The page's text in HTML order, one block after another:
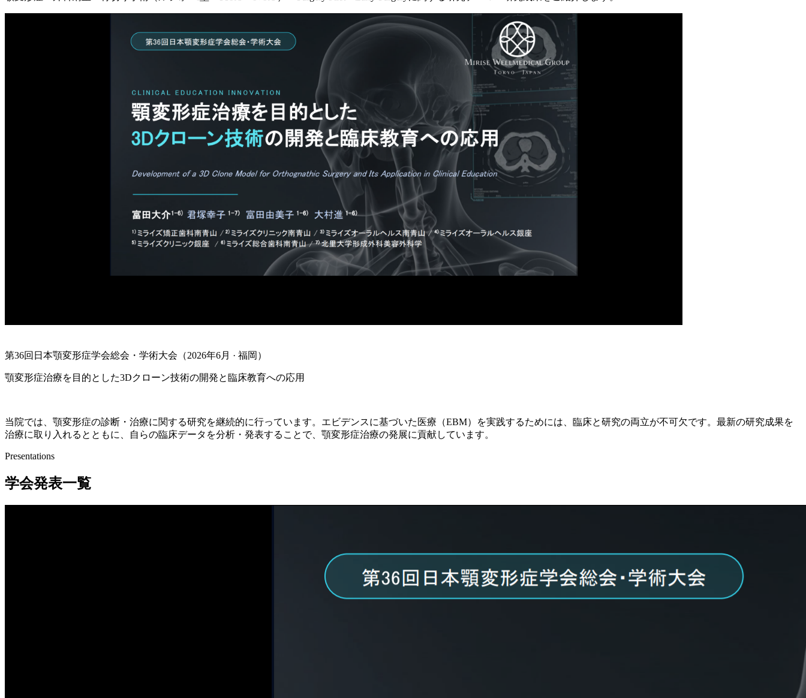
第36回日本顎変形症学会総会・学術大会（2026年6月 · 福岡）
顎変形症治療を目的とした3Dクローン技術の開発と臨床教育への応用
当院では、顎変形症の診断・治療に関する研究を継続的に行っています。エビデンスに基づいた医療（EBM）を実践するためには、臨床と研究の両立が不可欠です。最新の研究成果を
治療に取り入れるとともに、自らの臨床データを分析・発表することで、顎変形症治療の発展に貢献しています。
Presentations
学会発表一覧